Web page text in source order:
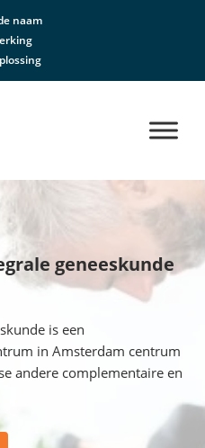
naam
geneeskunde
is een
in Amsterdam centrum
andere complementaire en